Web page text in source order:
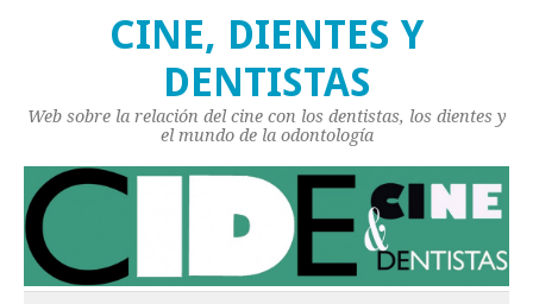
CINE, DIENTES Y
DENTISTAS
Web sobre la relación del cine con los dentistas, los dientes y
el mundo de la odontología